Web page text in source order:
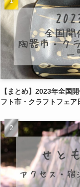
【まとめ】2023年全国
フト市・クラフトフェア